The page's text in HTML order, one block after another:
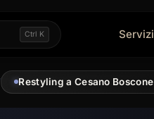
Ctrl K Servizi
Restyling a Cesano Boscone